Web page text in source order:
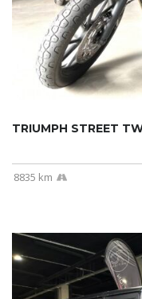
TRIUMPH STREET
8835 km